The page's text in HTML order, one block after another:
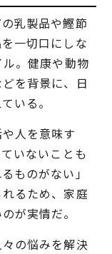
乳製品や鰹節
一切口にしな
。健康や動物
を背景に、日
いる。
人を意味す
いないことも
ものがない」
るため、家庭
が実情だ。
の悩みを解決